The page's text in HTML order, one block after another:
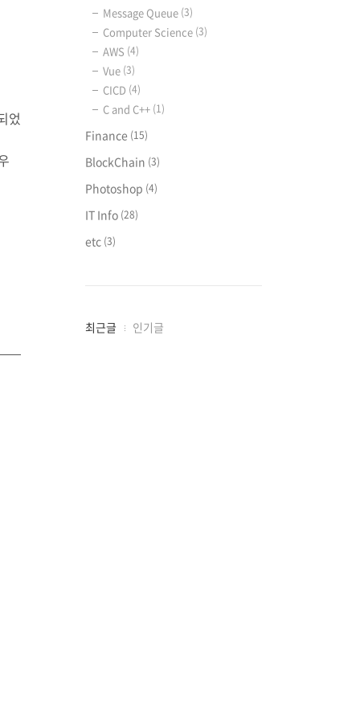
었
Message Queue (3)
Computer Science (3)
AWS (4)
Vue (3)
CICD (4)
C and C++ (1)
Finance (15)
BlockChain (3)
Photoshop (4)
IT Info (28)
etc (3)
최
최근글 인기글